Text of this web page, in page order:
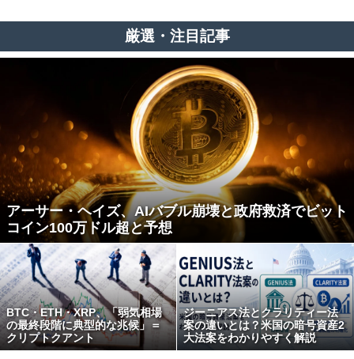
厳選・注目記事
アーサー・ヘイズ、AIバブル崩壊と政府救済でビット
コイン100万ドル超と予想
BTC・ETH・XRP、「弱気相場
の最終段階に典型的な兆候」＝
クリプトクアント
ジーニアス法とクラリティー法
案の違いとは？米国の暗号資産2
大法案をわかりやすく解説